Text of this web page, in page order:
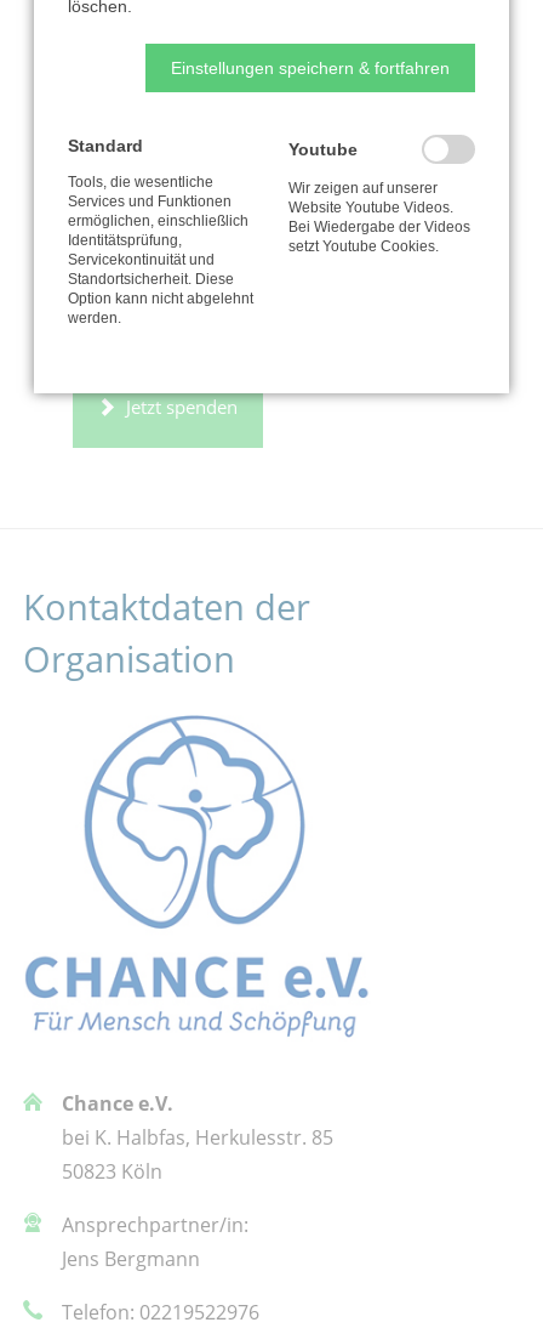
Wälder mit all ihrem Artenreichtum zu
bewahren.
Mehr: www.mein-regenwald.de
Foto © Henry Gines
Jetzt spenden
Kontaktdaten der
Organisation
Chance e.V.
bei K. Halbfas, Herkulesstr. 85
50823 Köln
Ansprechpartner/in:
Jens Bergmann
Telefon: 02219522976
löschen.
Einstellungen speichern & fortfahren
Standard
Tools, die wesentliche
Services und Funktionen
ermöglichen, einschließlich
Identitätsprüfung,
Servicekontinuität und
Standortsicherheit. Diese
Option kann nicht abgelehnt
werden.
Youtube
Wir zeigen auf unserer
Website Youtube Videos.
Bei Wiedergabe der Videos
setzt Youtube Cookies.